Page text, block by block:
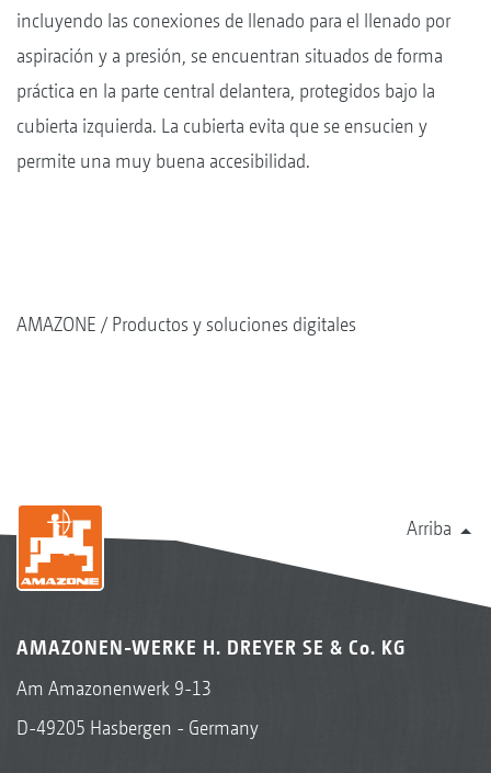
incluyendo las conexiones de llenado para el llenado por
aspiración y a presión, se encuentran situados de forma
práctica en la parte central delantera, protegidos bajo la
cubierta izquierda. La cubierta evita que se ensucien y
permite una muy buena accesibilidad.
AMAZONE Productos y soluciones digitales
Arriba
AMAZONEN-WERKE H. DREYER SE & Co. KG
Am Amazonenwerk 9-13
D-49205 Hasbergen - Germany